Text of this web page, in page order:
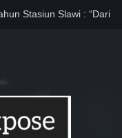
Stasiun Slawi : “Dari
di Sekolah Kebayoran
Minta Diusut
Memukul Bedug